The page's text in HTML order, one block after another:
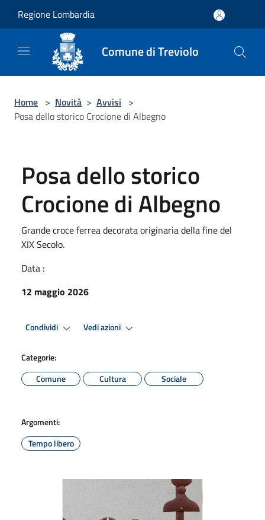
Regione Lombardia
Comune di Treviolo
Home > Novità > Avvisi >
Posa dello storico Crocione di Albegno
Posa dello storico
Crocione di Albegno
Grande croce ferrea decorata originaria della fine del
XIX Secolo.
Data :
12 maggio 2026
Condividi Vedi azioni
Categorie:
Comune
Cultura Sociale
Argomenti:
Tempo libero